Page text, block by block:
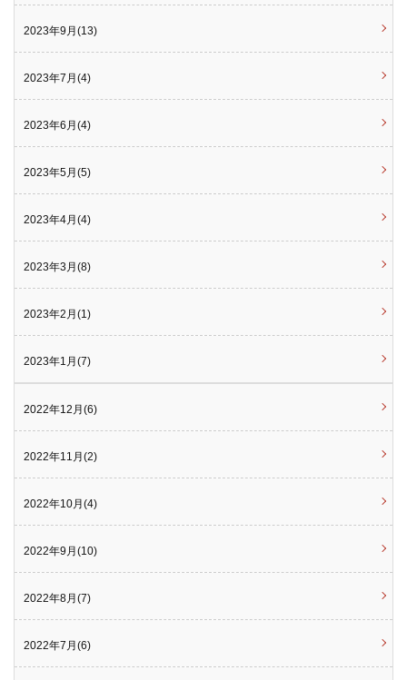
2023年9月(13)
2023年7月(4)
2023年6月(4)
2023年5月(5)
2023年4月(4)
2023年3月(8)
2023年2月(1)
2023年1月(7)
2022年12月(6)
2022年11月(2)
2022年10月(4)
2022年9月(10)
2022年8月(7)
2022年7月(6)